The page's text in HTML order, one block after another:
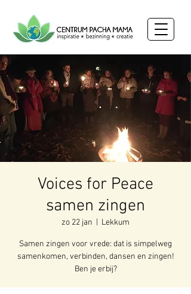
Voices for Peace
samen zingen
zo 22 jan Lekkum
Samen zingen voor vrede: dat is simpelweg
samenkomen, verbinden, dansen en zingen!
Ben je erbij?